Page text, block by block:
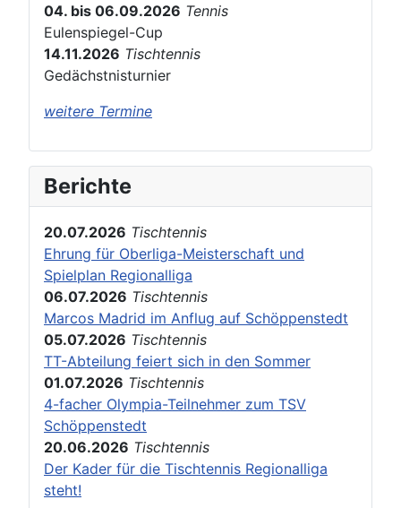
04. bis 06.09.2026 Tennis
Eulenspiegel-Cup
14.11.2026 Tischtennis
Gedächstnisturnier
weitere Termine
Berichte
20.07.2026 Tischtennis
Ehrung für Oberliga-Meisterschaft und
Spielplan Regionalliga
06.07.2026 Tischtennis
Marcos Madrid im Anflug auf Schöppenstedt
05.07.2026 Tischtennis
TT-Abteilung feiert sich in den Sommer
01.07.2026 Tischtennis
4-facher Olympia-Teilnehmer zum TSV
Schöppenstedt
20.06.2026 Tischtennis
Der Kader für die Tischtennis Regionalliga
steht!